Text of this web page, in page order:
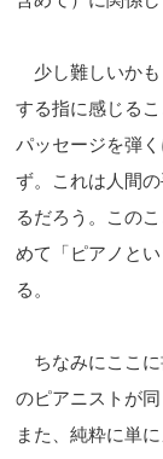
少し難しいかも
する指に感じる
パッセージを弾
ず。これは人間
るだろう。この
めて「ピアノと
る。
ちなみにここに
のピアニストが
また、純粋に単